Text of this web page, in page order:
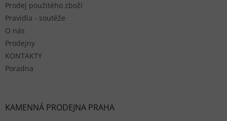
Prodej použitého zboží
Pravidla - soutěže
O nás
Prodejny
KONTAKTY
Poradna
KAMENNÁ PRODEJNA PRAHA